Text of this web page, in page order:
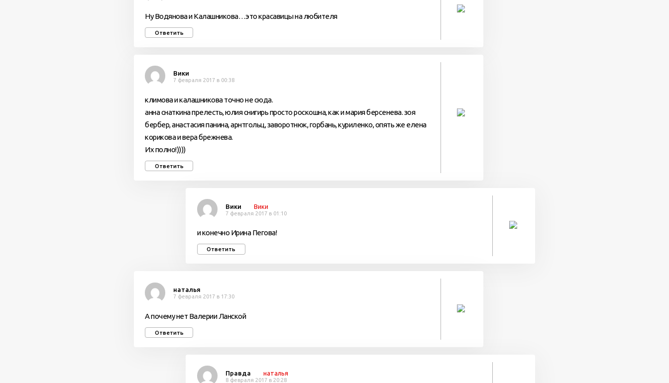
Ну Водянова и Калашникова…это красавицы на любителя
Ответить
Вики
7 февраля 2017 в 00:38
климова и калашникова точно не сюда.
анна снаткина прелесть, юлия снигирь просто роскошна, как и мария берсенева. зоя
бербер, анастасия панина, арнтгольц, заворотнюк, горбань, куриленко, опять же елена
корикова и вера брежнева.
Их полно!))))
Ответить
Вики Вики
7 февраля 2017 в 01:10
и конечно Ирина Пегова!
Ответить
наталья
7 февраля 2017 в 17:30
А почему нет Валерии Ланской
Ответить
Правда наталья
8 февраля 2017 в 20:28